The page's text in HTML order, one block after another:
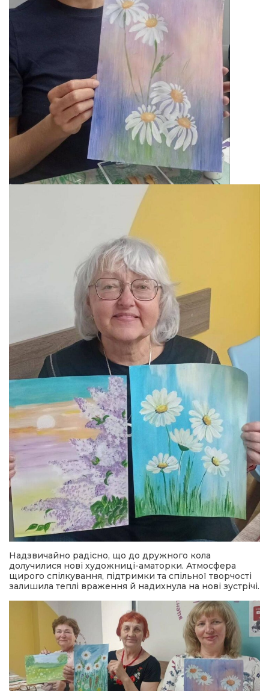
Надзвичайно радісно, що до дружного кола
долучилися нові художниці-аматорки. Атмосфера
щирого спілкування, підтримки та спільної творчості
залишила теплі враження й надихнула на нові зустрічі.